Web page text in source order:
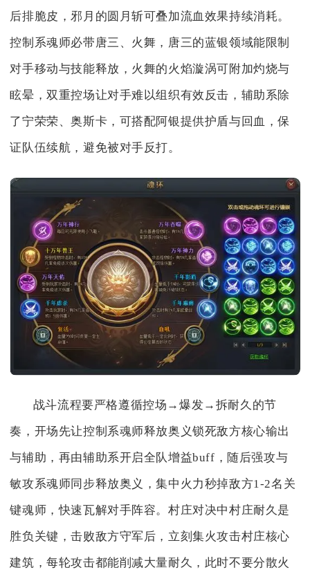
后排脆皮，邪月的圆月斩可叠加流血效果持续消耗。
控制系魂师必带唐三、火舞，唐三的蓝银领域能限制
对手移动与技能释放，火舞的火焰漩涡可附加灼烧与
眩晕，双重控场让对手难以组织有效反击，辅助系除
了宁荣荣、奥斯卡，可搭配阿银提供护盾与回血，保
证队伍续航，避免被对手反打。
战斗流程要严格遵循控场→爆发→拆耐久的节
奏，开场先让控制系魂师释放奥义锁死敌方核心输出
与辅助，再由辅助系开启全队增益buff，随后强攻与
敏攻系魂师同步释放奥义，集中火力秒掉敌方1-2名关
键魂师，快速瓦解对手阵容。村庄对决中村庄耐久是
胜负关键，击败敌方守军后，立刻集火攻击村庄核心
建筑，每轮攻击都能削减大量耐久，此时不要分散火